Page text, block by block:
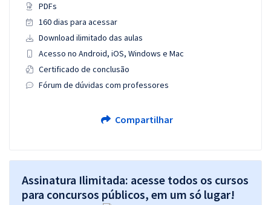
PDFs
160 dias para acessar
Download ilimitado das aulas
Acesso no Android, iOS, Windows e Mac
Certificado de conclusão
Fórum de dúvidas com professores
Compartilhar
Assinatura Ilimitada: acesse todos os cursos
para concursos públicos, em um só lugar!